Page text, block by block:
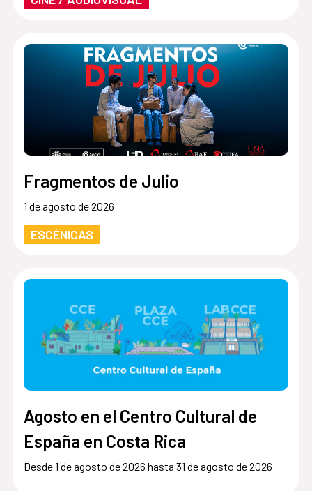
Fragmentos de Julio
1 de agosto de 2026
ESCÉNICAS
Agosto en el Centro Cultural de
España en Costa Rica
Desde 1 de agosto de 2026 hasta 31 de agosto de 2026